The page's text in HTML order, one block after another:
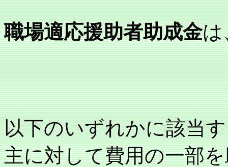
職場適応援助者助成金は
以下のいずれかに該当
主に対して費用の一部